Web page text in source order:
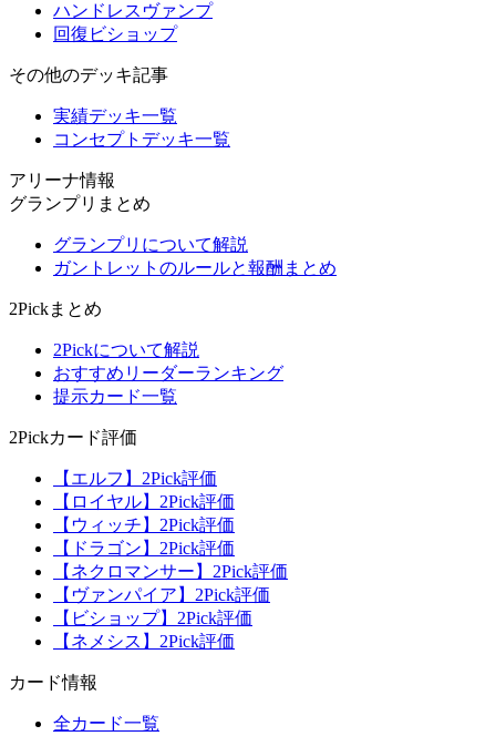
ハンドレスヴァンプ
回復ビショップ
その他のデッキ記事
実績デッキ一覧
コンセプトデッキ一覧
アリーナ情報
グランプリまとめ
グランプリについて解説
ガントレットのルールと報酬まとめ
2Pickまとめ
2Pickについて解説
おすすめリーダーランキング
提示カード一覧
2Pickカード評価
【エルフ】2Pick評価
【ロイヤル】2Pick評価
【ウィッチ】2Pick評価
【ドラゴン】2Pick評価
【ネクロマンサー】2Pick評価
【ヴァンパイア】2Pick評価
【ビショップ】2Pick評価
【ネメシス】2Pick評価
カード情報
全カード一覧